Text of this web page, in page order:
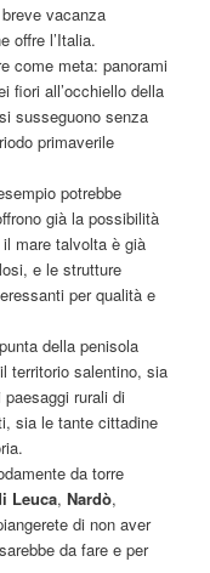
vacanza
offre l’Italia.
come meta: panorami
fiori all’occhiello della
susseguono senza
primaverile
potrebbe
già la possibilità
mare talvolta è già
e le strutture
per qualità e
della penisola
territorio salentino, sia
rurali di
sia le tante cittadine
da torre
Leuca,Nardò,
di non aver
da fare e per